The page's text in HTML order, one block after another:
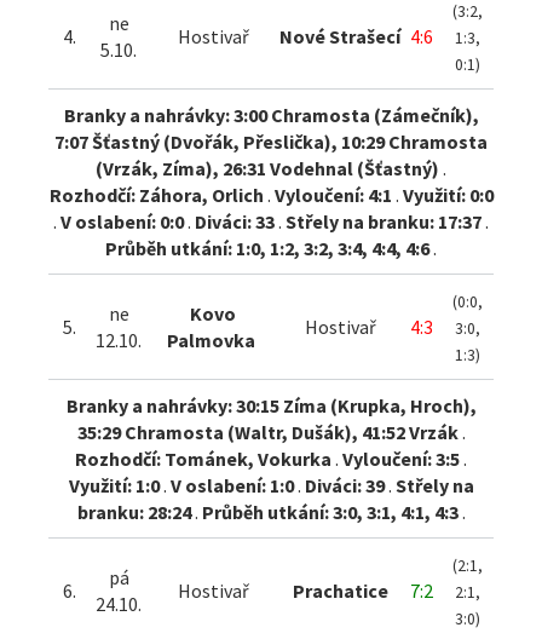
4.
ne
5.10.
Hostivař Nové Strašecí 4:6
(3:2,
1:3,
0:1)
Branky a nahrávky: 3:00 Chramosta (Zámečník),
7:07 Šťastný (Dvořák, Přeslička), 10:29 Chramosta
(Vrzák, Zíma), 26:31 Vodehnal (Šťastný) .
Rozhodčí: Záhora, Orlich . Vyloučení: 4:1 . Využití: 0:0
. V oslabení: 0:0. Diváci: 33. Střely na branku: 17:37.
Průběh utkání: 1:0, 1:2, 3:2, 3:4, 4:4, 4:6.
5.
ne
12.10.
Kovo
Palmovka
Hostivař 4:3
(0:0,
3:0,
1:3)
Branky a nahrávky: 30:15 Zíma (Krupka, Hroch),
35:29 Chramosta (Waltr, Dušák), 41:52 Vrzák.
Rozhodčí: Tománek, Vokurka . Vyloučení: 3:5.
Využití: 1:0. V oslabení: 1:0. Diváci: 39. Střely na
branku: 28:24. Průběh utkání: 3:0, 3:1, 4:1, 4:3.
6.
pá
24.10.
Hostivař Prachatice 7:2
(2:1,
2:1,
3:0)